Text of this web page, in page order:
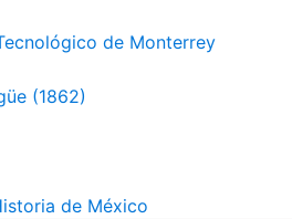
de Monterrey
(1862)
de México